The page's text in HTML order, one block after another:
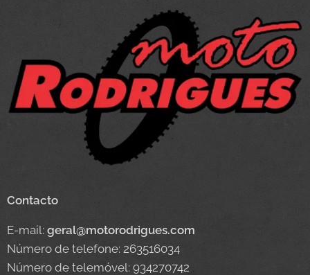
Contacto
E-mail: geral@motorodrigues.com
Número de telefone: 263516034
Número de telemóvel: 934270742